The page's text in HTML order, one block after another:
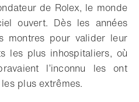
de Rolex, le monde
ouvert. Dès les années
montres pour valider leur
les plus inhospitaliers, où
l’inconnu les ont
plus extrêmes.